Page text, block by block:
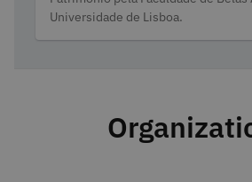
Universidade de Lisboa.